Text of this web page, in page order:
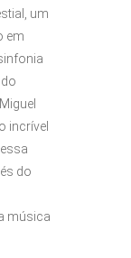
um
em
incrível
do
música